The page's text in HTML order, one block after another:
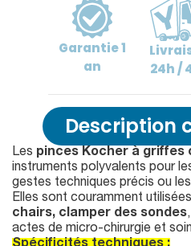
Garantie1
an
24h /
Description
Les pinces Kocher à griffes
instruments polyvalents pour
gestes techniques précis ou
Elles sont couramment
chairs, clamper des sondes
actes de micro-chirurgie et